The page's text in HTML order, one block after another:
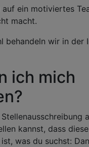
ein motiviertes
macht.
behandeln wir in der
ich mich
kannst, dass
was du suchst: